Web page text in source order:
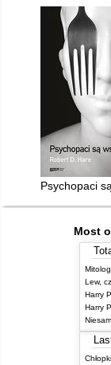
Psychopaci
Most
Lew,
Harry
Harry